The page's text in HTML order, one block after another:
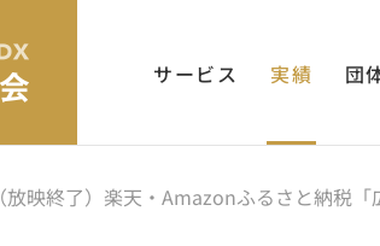
サービス 実績 団
（放映終了）楽天・Amazonふるさと納税